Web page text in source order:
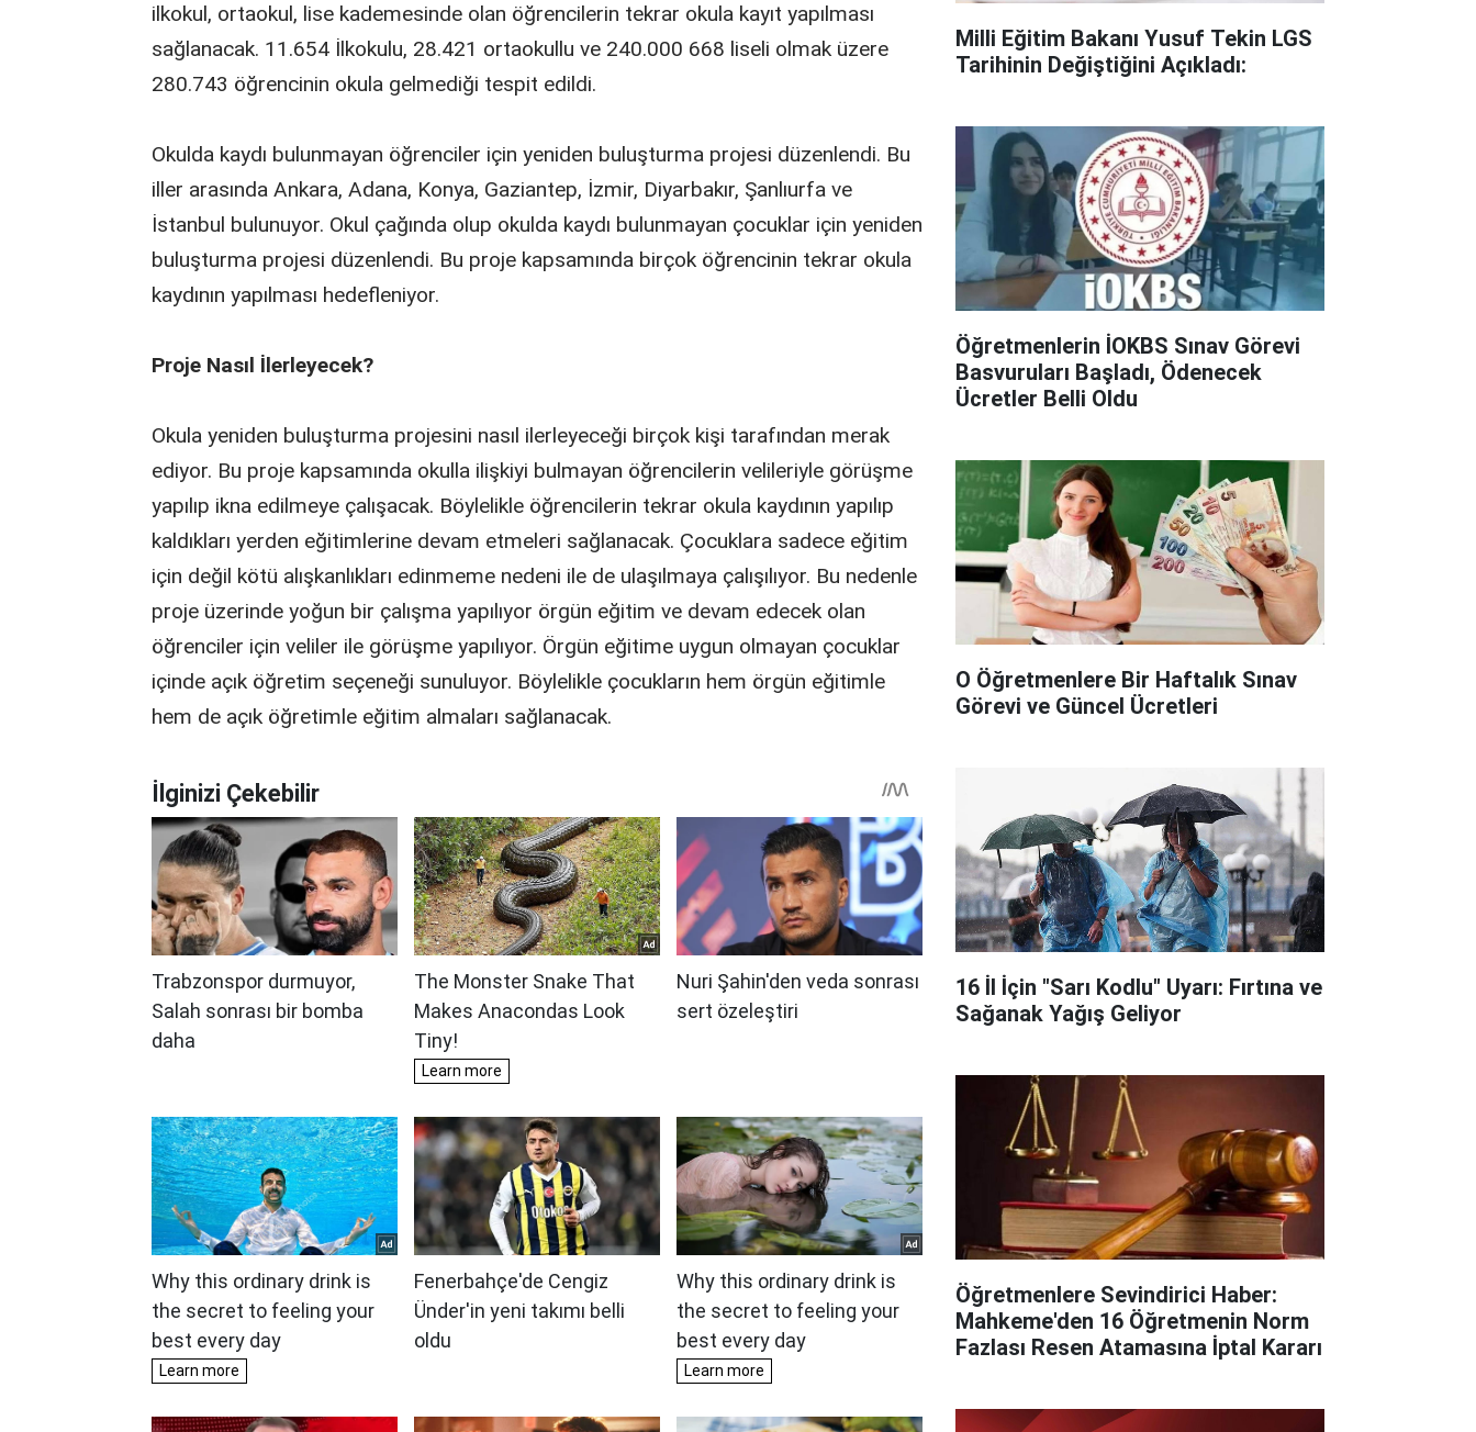
ilkokul, ortaokul, lise kademesinde olan öğrencilerin tekrar okula kayıt yapılması
sağlanacak. 11.654 İlkokulu, 28.421 ortaokullu ve 240.000 668 liseli olmak üzere
280.743 öğrencinin okula gelmediği tespit edildi.
Okulda kaydı bulunmayan öğrenciler için yeniden buluşturma projesi düzenlendi. Bu
iller arasında Ankara, Adana, Konya, Gaziantep, İzmir, Diyarbakır, Şanlıurfa ve
İstanbul bulunuyor. Okul çağında olup okulda kaydı bulunmayan çocuklar için yeniden
buluşturma projesi düzenlendi. Bu proje kapsamında birçok öğrencinin tekrar okula
kaydının yapılması hedefleniyor.
Proje Nasıl İlerleyecek?
Okula yeniden buluşturma projesini nasıl ilerleyeceği birçok kişi tarafından merak
ediyor. Bu proje kapsamında okulla ilişkiyi bulmayan öğrencilerin velileriyle görüşme
yapılıp ikna edilmeye çalışacak. Böylelikle öğrencilerin tekrar okula kaydının yapılıp
kaldıkları yerden eğitimlerine devam etmeleri sağlanacak. Çocuklara sadece eğitim
için değil kötü alışkanlıkları edinmeme nedeni ile de ulaşılmaya çalışılıyor. Bu nedenle
proje üzerinde yoğun bir çalışma yapılıyor örgün eğitim ve devam edecek olan
öğrenciler için veliler ile görüşme yapılıyor. Örgün eğitime uygun olmayan çocuklar
içinde açık öğretim seçeneği sunuluyor. Böylelikle çocukların hem örgün eğitimle
hem de açık öğretimle eğitim almaları sağlanacak.
Milli Eğitim Bakanı Yusuf Tekin LGS
Tarihinin Değiştiğini Açıkladı:
Öğretmenlerin İOKBS Sınav Görevi
Basvuruları Başladı, Ödenecek
Ücretler Belli Oldu
O Öğretmenlere Bir Haftalık Sınav
Görevi ve Güncel Ücretleri
16 İl İçin "Sarı Kodlu" Uyarı: Fırtına ve
Sağanak Yağış Geliyor
Öğretmenlere Sevindirici Haber:
Mahkeme'den 16 Öğretmenin Norm
Fazlası Resen Atamasına İptal Kararı